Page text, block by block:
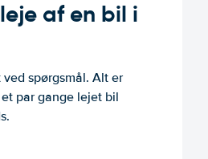
af en bil i
spørgsmål. Alt er
par gange lejet bil